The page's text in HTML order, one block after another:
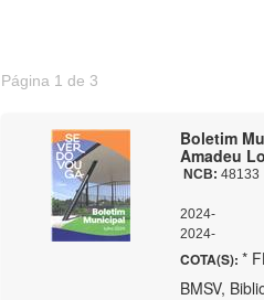
Página 1 de 3
Boletim
Amadeu
NCB:48133
2024-
2024-
COTA(S):*
BMSV,